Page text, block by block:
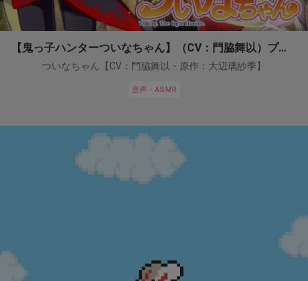
【鬼っ子ハンターついなちゃん】（CV：門脇舞以）プロジェクト！
ついなちゃん【CV：門脇舞以・原作：大辺璃紗季】
音声・ASMR